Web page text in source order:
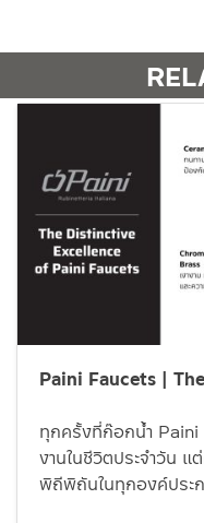
Paini Faucets |
ทุกครั้งที่ก๊อกน้ำ Paini
งานในชีวิตประจำวัน
พิถีพิถันในทุกองค์ประ